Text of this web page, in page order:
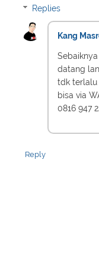
Replies
Kang
datang
tdk terlalu
bisa via
0816 947
Reply